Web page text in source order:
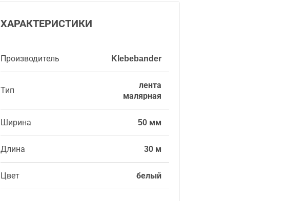
ХАРАКТЕРИСТИКИ
Производитель Klebebander
Тип
лента
малярная
Ширина 50 мм
Длина 30 м
Цвет белый